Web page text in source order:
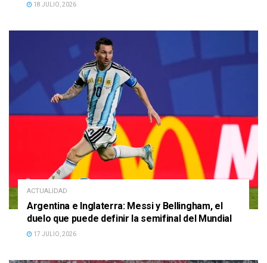
18 JULIO, 2026
ACTUALIDAD
Argentina e Inglaterra: Messi y Bellingham, el
duelo que puede definir la semifinal del Mundial
17 JULIO, 2026